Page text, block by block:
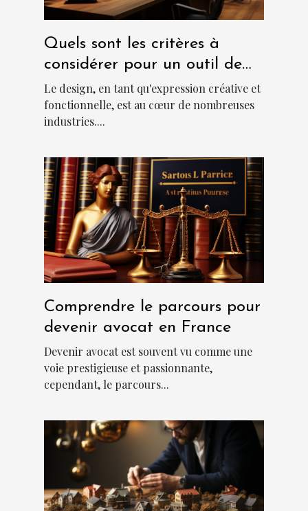
Quels sont les critères à
considérer pour un outil de
design abordable et
performant?
Le design, en tant qu'expression créative et
fonctionnelle, est au cœur de nombreuses
industries....
Comprendre le parcours pour
devenir avocat en France
Devenir avocat est souvent vu comme une
voie prestigieuse et passionnante,
cependant, le parcours...